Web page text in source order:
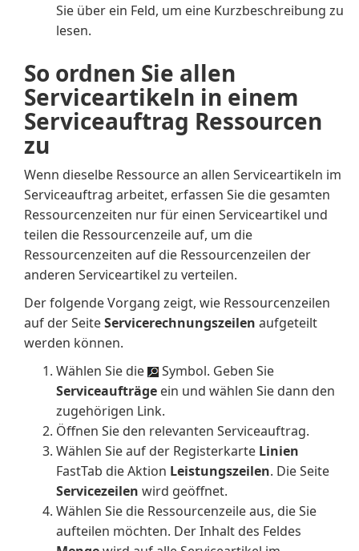
Sie über ein Feld, um eine Kurzbeschreibung zu
lesen.
So ordnen Sie allen
Serviceartikeln in einem
Serviceauftrag Ressourcen
zu
Wenn dieselbe Ressource an allen Serviceartikeln im
Serviceauftrag arbeitet, erfassen Sie die gesamten
Ressourcenzeiten nur für einen Serviceartikel und
teilen die Ressourcenzeile auf, um die
Ressourcenzeiten auf die Ressourcenzeilen der
anderen Serviceartikel zu verteilen.
Der folgende Vorgang zeigt, wie Ressourcenzeilen
auf der SeiteServicerechnungszeilen aufgeteilt
werden können.
Wählen Sie die
Symbol. Geben Sie
Serviceaufträge ein und wählen Sie dann den
zugehörigen Link.
Öffnen Sie den relevanten Serviceauftrag.
Wählen Sie auf der Registerkarte Linien
FastTab die Aktion Leistungszeilen. Die Seite
Servicezeilen wird geöffnet.
Wählen Sie die Ressourcenzeile aus, die Sie
aufteilen möchten. Der Inhalt des Feldes